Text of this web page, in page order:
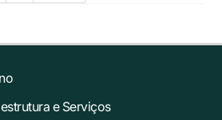
e Serviços